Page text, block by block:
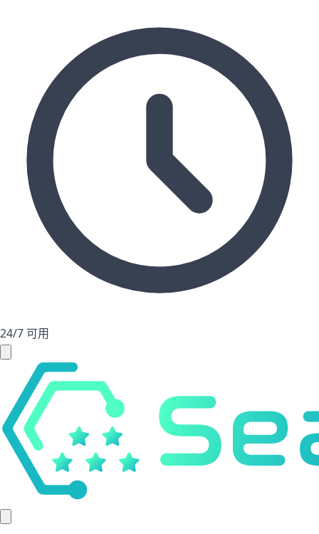
24/7 可用